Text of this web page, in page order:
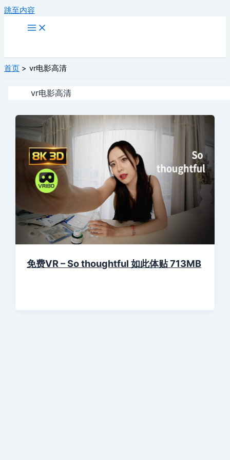
跳至内容
首页 vr电影高清
vr电影高清
免费VR – So thoughtful 如此体贴 713MB